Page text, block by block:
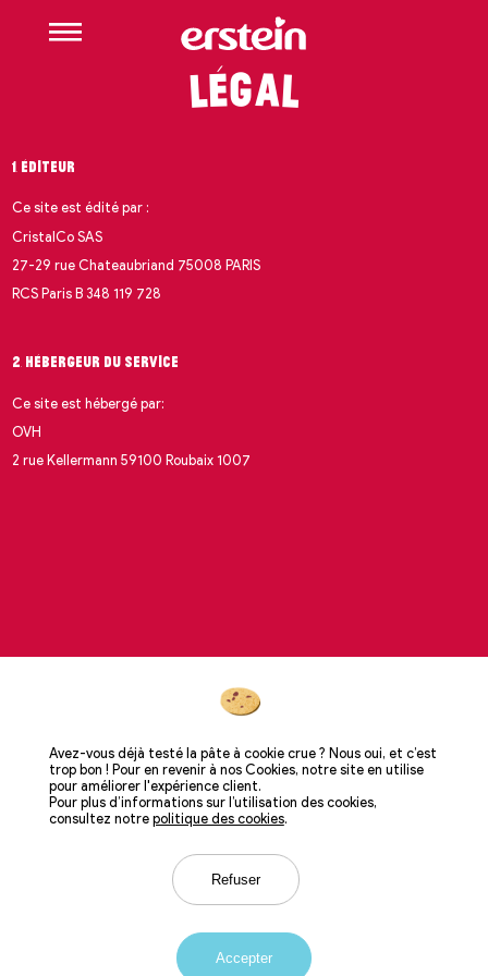
Légal
1. Éditeur
Ce site est édité par :
CristalCo SAS
27-29 rue Chateaubriand 75008 PARIS
RCS Paris B 348 119 728
2. Hébergeur du service
Ce site est hébergé par:
OVH
2 rue Kellermann 59100 Roubaix 1007
CGU
Avez-vous déjà testé la pâte à cookie crue ? Nous oui, et c’est
trop bon ! Pour en revenir à nos Cookies, notre site en utilise
pour améliorer l'expérience client.
Pour plus d’informations sur l’utilisation des cookies,
consultez notre politique des cookies.
Refuser
Accepter